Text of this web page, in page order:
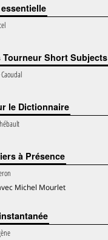
Tourneur Short Subjects
le Dictionnaire
à Présence
Michel Mourlet